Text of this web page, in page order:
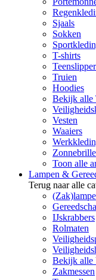
Sjaals
Sokken
T-shirts
Truien
Hoodies
Bekijk alle
Vesten
Waaiers
Toon alle
Lampen &
Terug naar alle
IJskrabbers
Rolmaten
Bekijk alle
Zakmessen